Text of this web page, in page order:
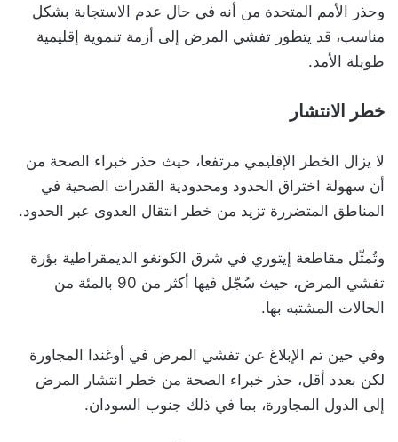
وحذر الأمم المتحدة من أنه في حال عدم الاستجابة بشكل
مناسب، قد يتطور تفشي المرض إلى أزمة تنموية إقليمية
طويلة الأمد.
خطر الانتشار
لا يزال الخطر الإقليمي مرتفعا، حيث حذر خبراء الصحة من
أن سهولة اختراق الحدود ومحدودية القدرات الصحية في
المناطق المتضررة تزيد من خطر انتقال العدوى عبر الحدود.
وتُمثّل مقاطعة إيتوري في شرق الكونغو الديمقراطية بؤرة
تفشي المرض، حيث سُجّل فيها أكثر من 90 بالمئة من
الحالات المشتبه بها.
وفي حين تم الإبلاغ عن تفشي المرض في أوغندا المجاورة
لكن بعدد أقل، حذر خبراء الصحة من خطر انتشار المرض
إلى الدول المجاورة، بما في ذلك جنوب السودان.